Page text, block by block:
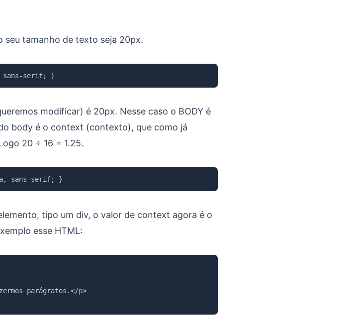
seu tamanho de texto seja 20px.
sans-serif; }
modificar) é 20px. Nesse caso o BODY é
body é o context (contexto), que como já
20 ÷ 16 = 1.25.
, sans-serif; }
tipo um div, o valor de context agora é o
esse HTML:
parágrafos.</p>